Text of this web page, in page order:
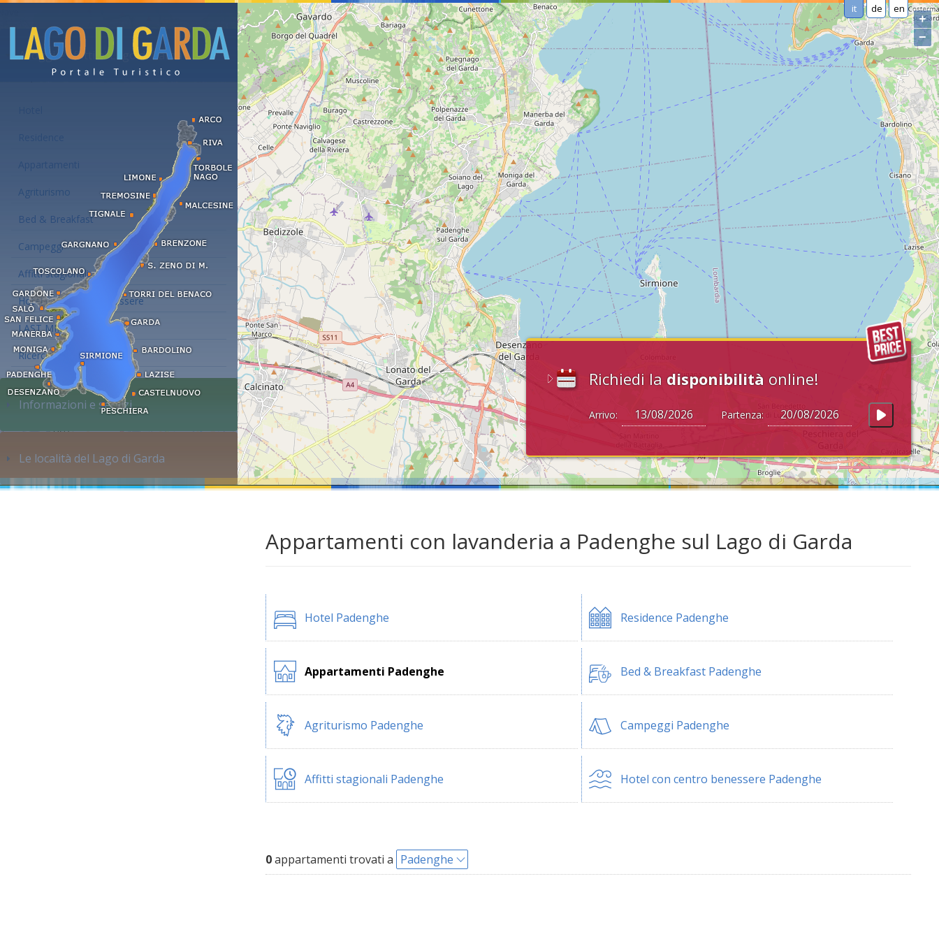
it de en
Richiedi la disponibilità online!
Arrivo: Partenza:
+
−
Alloggi e affitti al Lago di Garda
Appartamenti
Agriturismo
Bed & Breakfast
Campeggi
Affitti stagionali
Hotel con centro benessere
LAST MINUTE
Ricerca alloggi...
Informazioni e servizi
Le località del Lago di Garda
Appartamenti con lavanderia a Padenghe sul Lago di Garda
Hotel Padenghe Residence Padenghe
Appartamenti Padenghe Bed & Breakfast Padenghe
Agriturismo Padenghe Campeggi Padenghe
Affitti stagionali Padenghe Hotel con centro benessere Padenghe
0appartamenti trovati a Padenghe